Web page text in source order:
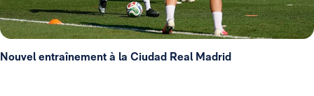
Nouvel entraînement à la Ciudad Real Madrid